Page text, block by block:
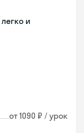
и
от 1090 ₽ / урок